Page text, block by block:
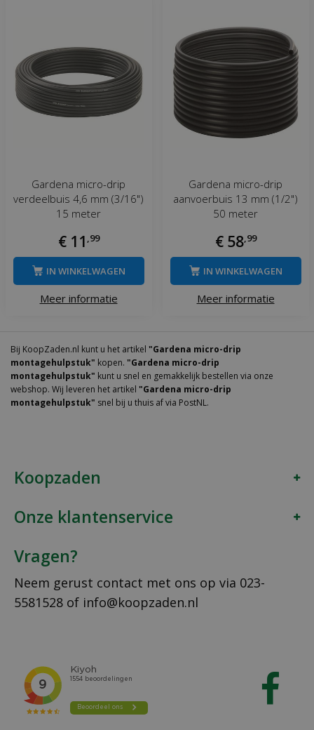
Gardena micro-drip
verdeelbuis 4,6 mm (3/16")
15 meter
€ 11 ,99
Meer informatie
IN WINKELWAGEN
Gardena micro-drip
aanvoerbuis 13 mm (1/2")
50 meter
€ 58,99
Meer informatie
IN WINKELWAGEN
Bij KoopZaden.nl kunt u het artikel "Gardena micro-drip
montagehulpstuk" kopen. "Gardena micro-drip
montagehulpstuk" kunt u snel en gemakkelijk bestellen via onze
webshop. Wij leveren het artikel "Gardena micro-drip
montagehulpstuk" snel bij u thuis af via PostNL.
Koopzaden
Onze klantenservice
Vragen?
Neem gerust contact met ons op via 023-
5581528 of info@koopzaden.nl